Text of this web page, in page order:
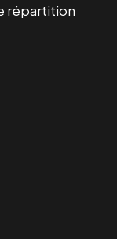
répartition